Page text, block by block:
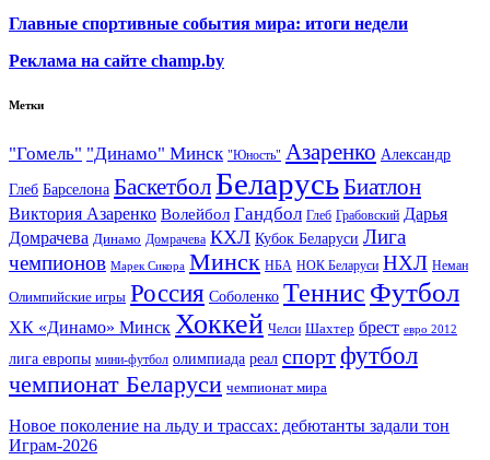
Главные спортивные события мира: итоги недели
Реклама на сайте champ.by
Метки
"Гомель" "Динамо" Минск "Юность" Азаренко Александр
Глеб Барселона Баскетбол БеларусьБиатлон
Виктория Азаренко Волейбол Гандбол Глеб Грабовский Дарья
Домрачева Динамо Домрачева КХЛ Кубок Беларуси Лига
чемпионов Марек Сикора Минск НБА НОК Беларуси НХЛ Неман
Олимпийские игры Россия Соболенко Теннис Футбол
ХК «Динамо» Минск Хоккей Челси Шахтер брест евро 2012
лига европы мини-футбол олимпиада реал спортфутбол
чемпионат Беларуси чемпионат мира
Новое поколение на льду и трассах: дебютанты задали тон
Играм-2026